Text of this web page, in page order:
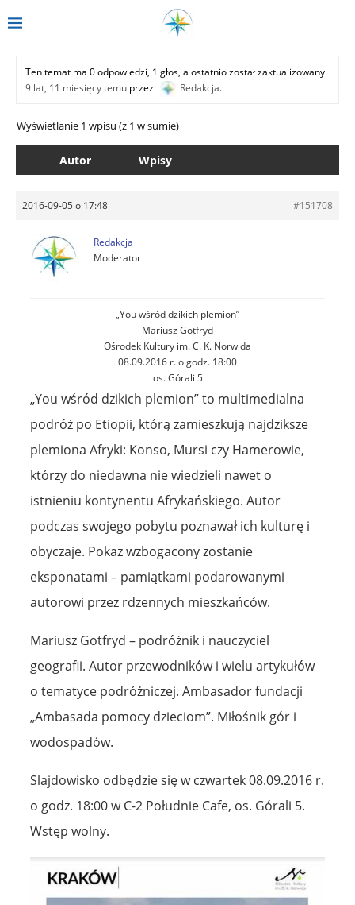
Ten temat ma 0 odpowiedzi, 1 głos, a ostatnio został zaktualizowany
9 lat, 11 miesięcy temu przez Redakcja.
Wyświetlanie 1 wpisu (z 1 w sumie)
Autor Wpisy
2016-09-05 o 17:48 #151708
Redakcja
Moderator
„You wśród dzikich plemion”
Mariusz Gotfryd
Ośrodek Kultury im. C. K. Norwida
08.09.2016 r. o godz. 18:00
os. Górali 5
„You wśród dzikich plemion” to multimedialna
podróż po Etiopii, którą zamieszkują najdziksze
plemiona Afryki: Konso, Mursi czy Hamerowie,
którzy do niedawna nie wiedzieli nawet o
istnieniu kontynentu Afrykańskiego. Autor
podczas swojego pobytu poznawał ich kulturę i
obyczaje. Pokaz wzbogacony zostanie
eksponatami – pamiątkami podarowanymi
autorowi przez rdzennych mieszkańców.
Mariusz Gotfryd – podróżnik i nauczyciel
geografii. Autor przewodników i wielu artykułów
o tematyce podróżniczej. Ambasador fundacji
„Ambasada pomocy dzieciom”. Miłośnik gór i
wodospadów.
Slajdowisko odbędzie się w czwartek 08.09.2016 r.
o godz. 18:00 w C-2 Południe Cafe, os. Górali 5.
Wstęp wolny.